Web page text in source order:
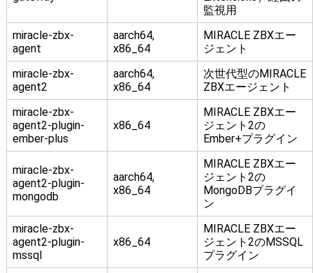
監視用
miracle-zbx-
agent
aarch64,
x86_64
MIRACLE ZBXエー
ジェント
miracle-zbx-
agent2
aarch64,
x86_64
次世代型のMIRACLE
ZBXエージェント
miracle-zbx-
agent2-plugin-
ember-plus
x86_64
MIRACLE ZBXエー
ジェント2の
Ember+プラグイン
miracle-zbx-
agent2-plugin-
mongodb
aarch64,
x86_64
MIRACLE ZBXエー
ジェント2の
MongoDBプラグイ
ン
miracle-zbx-
agent2-plugin-
mssql
x86_64
MIRACLE ZBXエー
ジェント2のMSSQL
プラグイン